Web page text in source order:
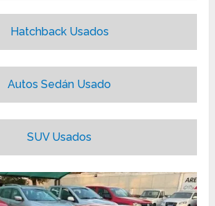
Hatchback Usados
Autos Sedán Usado
SUV Usados